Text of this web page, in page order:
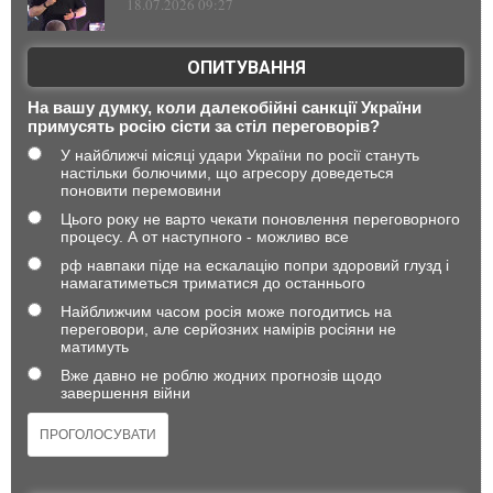
18.07.2026 09:27
ОПИТУВАННЯ
На вашу думку, коли далекобійні санкції України
примусять росію сісти за стіл переговорів?
У найближчі місяці удари України по росії стануть
настільки болючими, що агресору доведеться
поновити перемовини
Цього року не варто чекати поновлення переговорного
процесу. А от наступного - можливо все
рф навпаки піде на ескалацію попри здоровий глузд і
намагатиметься триматися до останнього
Найближчим часом росія може погодитись на
переговори, але серйозних намірів росіяни не
матимуть
Вже давно не роблю жодних прогнозів щодо
завершення війни